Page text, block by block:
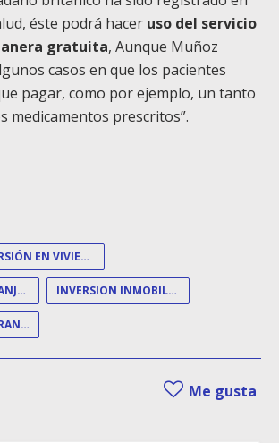
éste podrá hacer uso del servicio
gratuita, Aunque Muñoz
casos en que los pacientes
pagar, como por ejemplo, un tanto
medicamentos prescritos”.
INVERSIÓN EN VIVIENDA
INVERSIÓN EXTRANJERA INVERSION INMOBILIARIA
INVERSORES EXTRANJEROS
Me gusta